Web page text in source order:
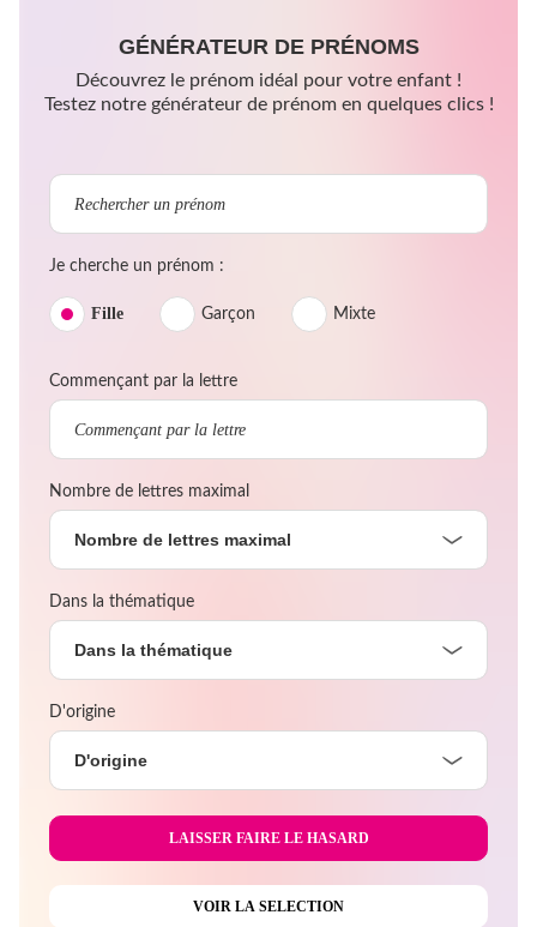
GÉNÉRATEUR DE PRÉNOMS
Découvrez le prénom idéal pour votre enfant !
Testez notre générateur de prénom en quelques clics !
Je cherche un prénom :
Fille Garçon Mixte
Commençant par la lettre
Nombre de lettres maximal
Nombre de lettres maximal
Dans la thématique
Dans la thématique
D'origine
D'origine